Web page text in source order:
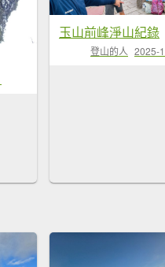
玉山前峰淨山紀錄
登山的人 2025-